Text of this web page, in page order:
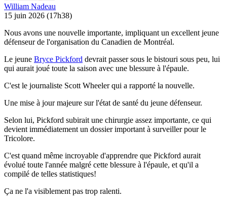
William Nadeau
15 juin 2026 (17h38)
Nous avons une nouvelle importante, impliquant un excellent jeune
défenseur de l'organisation du Canadien de Montréal.
Le jeune Bryce Pickford devrait passer sous le bistouri sous peu, lui
qui aurait joué toute la saison avec une blessure à l'épaule.
C'est le journaliste Scott Wheeler qui a rapporté la nouvelle.
Une mise à jour majeure sur l'état de santé du jeune défenseur.
Selon lui, Pickford subirait une chirurgie assez importante, ce qui
devient immédiatement un dossier important à surveiller pour le
Tricolore.
C'est quand même incroyable d'apprendre que Pickford aurait
évolué toute l'année malgré cette blessure à l'épaule, et qu'il a
compilé de telles statistiques!
Ça ne l'a visiblement pas trop ralenti.